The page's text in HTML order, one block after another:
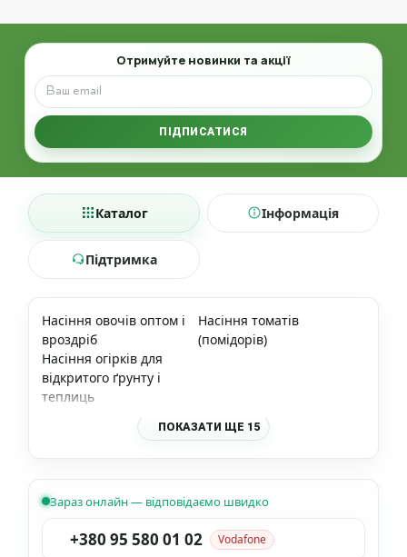
Email
Отримуйте новинки та акції
ПІДПИСАТИСЯ
Каталог Інформація
Підтримка
Насіння овочів оптом і
вроздріб
Насіння томатів
(помідорів)
Насіння огірків для
відкритого ґрунту і
теплиць
ПОКАЗАТИ ЩЕ 15
Зараз онлайн — відповідаємо швидко
+380 95 580 01 02 Vodafone